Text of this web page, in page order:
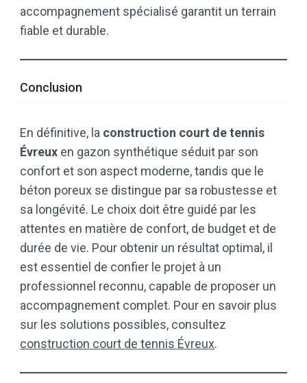
accompagnement spécialisé garantit un terrain
fiable et durable.
Conclusion
En définitive, la construction court de tennis
Évreux en gazon synthétique séduit par son
confort et son aspect moderne, tandis que le
béton poreux se distingue par sa robustesse et
sa longévité. Le choix doit être guidé par les
attentes en matière de confort, de budget et de
durée de vie. Pour obtenir un résultat optimal, il
est essentiel de confier le projet à un
professionnel reconnu, capable de proposer un
accompagnement complet. Pour en savoir plus
sur les solutions possibles, consultez
construction court de tennis Évreux.